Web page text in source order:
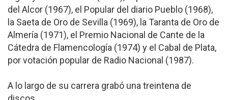
del Alcor (1967), el Popular del diario Pueblo (1968),
la Saeta de Oro de Sevilla (1969), la Taranta de Oro de
Almería (1971), el Premio Nacional de Cante de la
Cátedra de Flamencología (1974) y el Cabal de Plata,
por votación popular de Radio Nacional (1987).
A lo largo de su carrera grabó una treintena de